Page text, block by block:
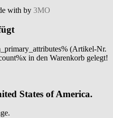
with by 3MO
(Artikel-Nr.
in den Warenkorb gelegt!
States of America.